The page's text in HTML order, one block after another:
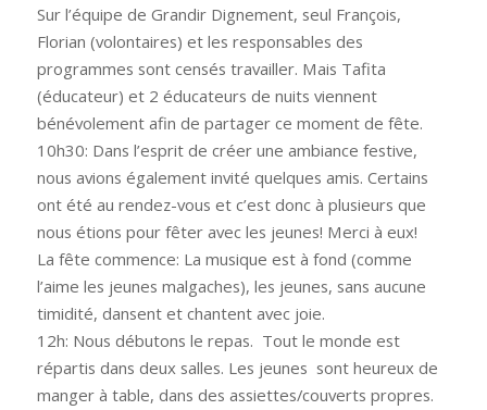
Sur l’équipe de Grandir Dignement, seul François,
Florian (volontaires) et les responsables des
programmes sont censés travailler. Mais Tafita
(éducateur) et 2 éducateurs de nuits viennent
bénévolement afin de partager ce moment de fête.
10h30: Dans l’esprit de créer une ambiance festive,
nous avions également invité quelques amis. Certains
ont été au rendez-vous et c’est donc à plusieurs que
nous étions pour fêter avec les jeunes! Merci à eux!
La fête commence: La musique est à fond (comme
l’aime les jeunes malgaches), les jeunes, sans aucune
timidité, dansent et chantent avec joie.
12h: Nous débutons le repas. Tout le monde est
répartis dans deux salles. Les jeunes sont heureux de
manger à table, dans des assiettes/couverts propres.